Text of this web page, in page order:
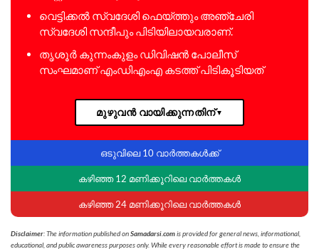
വെട്ടിക്കല്‍ സ്വദേശി ഫെയ്ത്തും അഞ്ചേരി
സ്വദേശി സന്ദീപും പിടിയിലായവരാണ്.
തൃശൂര്‍ കുന്നംകുളം ഡിവിഷന്‍ പോലീസ്
സംഘമാണ് എംഡിഎംഎ കടത്ത് പിടികൂടിയത്
മുഴുവൻ വായിക്കുന്നതിന്▼
ഒടുവിലെ 10 വാർത്തകൾക്ക്
കഴിഞ്ഞ 12 മണിക്കൂറിലെ വാർത്തകൾ
കഴിഞ്ഞ 24 മണിക്കൂറിലെ വാർത്തകൾ
Disclaimer: The information published onSamadarsi.comis provided for general news, informational,
educational, and public awareness purposes only. While every reasonable effort is made to ensure the